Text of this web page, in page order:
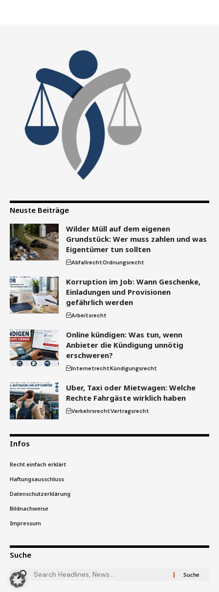
Neuste Beiträge
Wilder Müll auf dem eigenen
Grundstück: Wer muss zahlen und was
Eigentümer tun sollten
AbfallrechtOrdnungsrecht
Korruption im Job: Wann Geschenke,
Einladungen und Provisionen
gefährlich werden
Arbeitsrecht
Online kündigen: Was tun, wenn
Anbieter die Kündigung unnötig
erschweren?
InternetrechtKündigungsrecht
Uber, Taxi oder Mietwagen: Welche
Rechte Fahrgäste wirklich haben
VerkehrsrechtVertragsrecht
Infos
Recht einfach erklärt
Haftungsausschluss
Datenschutzerklärung
Bildnachweise
Impressum
Suche